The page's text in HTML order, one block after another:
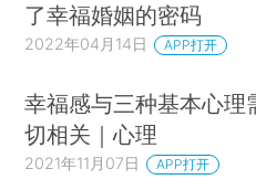
了幸福婚姻的密码
2022年04月14日 APP打开
幸福感与三种基本心理
切相关｜心理
2021年11月07日 APP打开